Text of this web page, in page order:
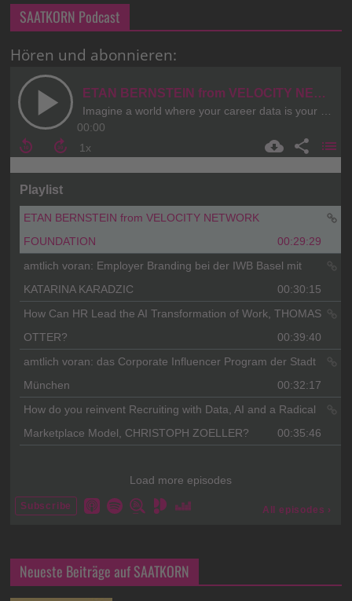
SAATKORN Podcast
Hören und abonnieren:
Neueste Beiträge auf SAATKORN